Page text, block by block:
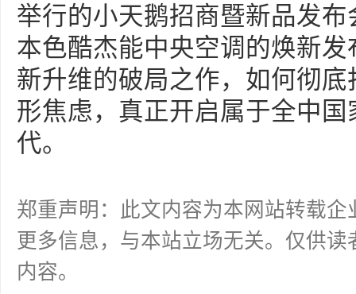
举行的小天鹅招商暨新品发
本色酷杰能中央空调的焕新
新升维的破局之作，如何彻
形焦虑，真正开启属于全中
代。
郑重声明：此文内容为本网站转载
更多信息，与本站立场无关。仅供
内容。